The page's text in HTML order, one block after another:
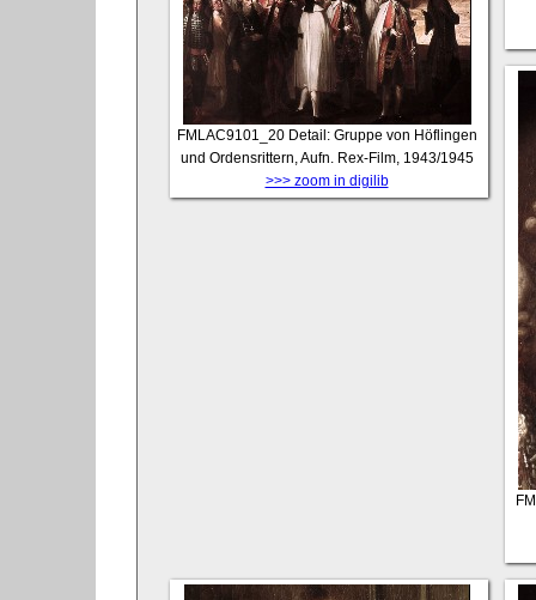
FMLAC9101_20 Detail: Gruppe von Höflingen
und Ordensrittern, Aufn. Rex-Film, 1943/1945
>>> zoom in digilib